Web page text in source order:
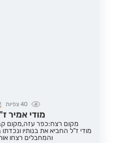
40 צפיות
מודי אמיר
מקום רצח:כפר עזה,מקום
מודי ז"ל החביא את בנותיו
והמחבלים רצחו